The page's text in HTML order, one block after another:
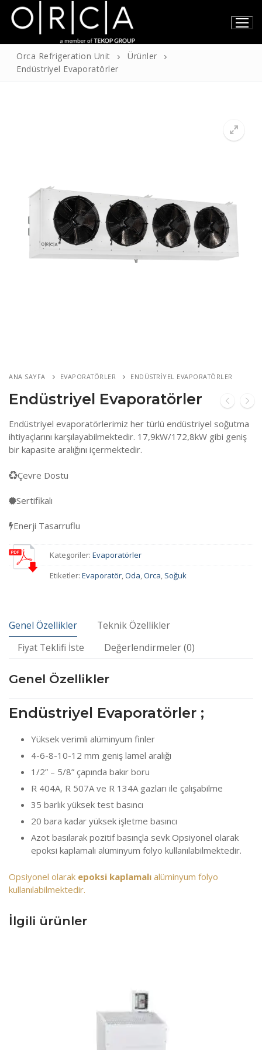
İçeriğe
atla
İletişim
Türkçe
İngilizce
Orca Refrigeration Unit
Ürünler
Endüstriyel Evaporatörler
ANA SAYFA EVAPORATÖRLER ENDÜSTRIYEL EVAPORATÖRLER
Endüstriyel Evaporatörler
Endüstriyel evaporatörlerimiz her türlü endüstriyel soğutma
ihtiyaçlarını karşılayabilmektedir. 17,9kW/172,8kW gibi geniş
bir kapasite aralığını içermektedir.
Çevre Dostu
Sertifikalı
Enerji Tasarruflu
Kategoriler:Evaporatörler
Etiketler:Evaporatör,Oda,Orca, Soğuk
Genel Özellikler
Teknik Özellikler
Fiyat Teklifi İste
Değerlendirmeler (0)
Genel Özellikler
Endüstriyel Evaporatörler ;
Yüksek verimli alüminyum finler
4-6-8-10-12 mm geniş lamel aralığı
1/2” – 5/8” çapında bakır boru
R 404A, R 507A ve R 134A gazları ile çalışabilme
35 barlık yüksek test basıncı
20 bara kadar yüksek işletme basıncı
Azot basılarak pozitif basınçla sevk Opsiyonel olarak
epoksi kaplamalı alüminyum folyo kullanılabilmektedir.
Opsiyonel olarak epoksi kaplamalı alüminyum folyo
kullanılabilmektedir.
İlgili ürünler